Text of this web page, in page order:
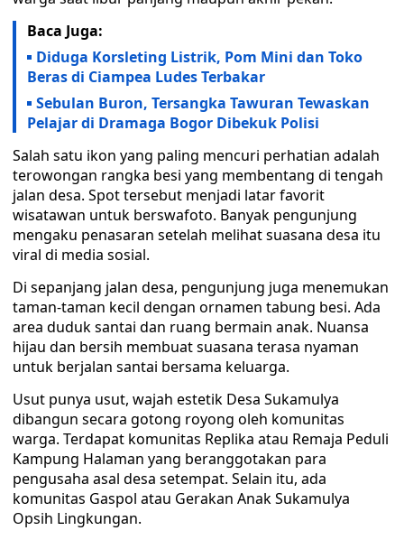
Baca Juga:
Diduga Korsleting Listrik, Pom Mini dan Toko
Beras di Ciampea Ludes Terbakar
Sebulan Buron, Tersangka Tawuran Tewaskan
Pelajar di Dramaga Bogor Dibekuk Polisi
Salah satu ikon yang paling mencuri perhatian adalah
terowongan rangka besi yang membentang di tengah
jalan desa. Spot tersebut menjadi latar favorit
wisatawan untuk berswafoto. Banyak pengunjung
mengaku penasaran setelah melihat suasana desa itu
viral di media sosial.
Di sepanjang jalan desa, pengunjung juga menemukan
taman-taman kecil dengan ornamen tabung besi. Ada
area duduk santai dan ruang bermain anak. Nuansa
hijau dan bersih membuat suasana terasa nyaman
untuk berjalan santai bersama keluarga.
Usut punya usut, wajah estetik Desa Sukamulya
dibangun secara gotong royong oleh komunitas
warga. Terdapat komunitas Replika atau Remaja Peduli
Kampung Halaman yang beranggotakan para
pengusaha asal desa setempat. Selain itu, ada
komunitas Gaspol atau Gerakan Anak Sukamulya
Opsih Lingkungan.